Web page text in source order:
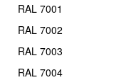
RAL 7001
RAL 7002
RAL 7003
RAL 7004